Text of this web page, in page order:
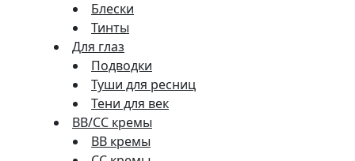
Блески
Тинты
Для глаз
Подводки
Туши для ресниц
Тени для век
BB/CC кремы
BB кремы